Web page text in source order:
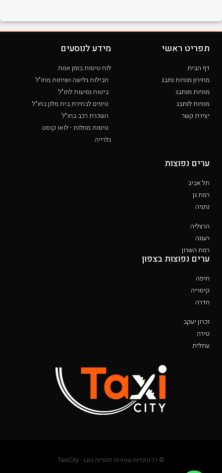
תפריט ראשי
דף הבית
מחירון מוניות נתבג
מוניות מנתבג
מוניות לנתבג
יצירת קשר
מידע לנוסעים
לוח טיסות בזמן אמת
חבילות גלישה ושיחות מחו"ל
ביטוח נסיעות לחו"ל
טיפים לבחירת בית מלון בחו"ל
השכרת רכב בחו"ל
טיסות מוזלות - לואו קוסט
גלרייה
ערים נפוצות
תל אביב
רמת גן
נתניה
הרצליה
רעננה
רמת השרון
ערים נפוצות בצפון
חיפה
קיסריה
חדרה
זכרון יעקב
טירה
עתלית
© כל הזכויות שמורות למוניות נתבג - TaxiCity